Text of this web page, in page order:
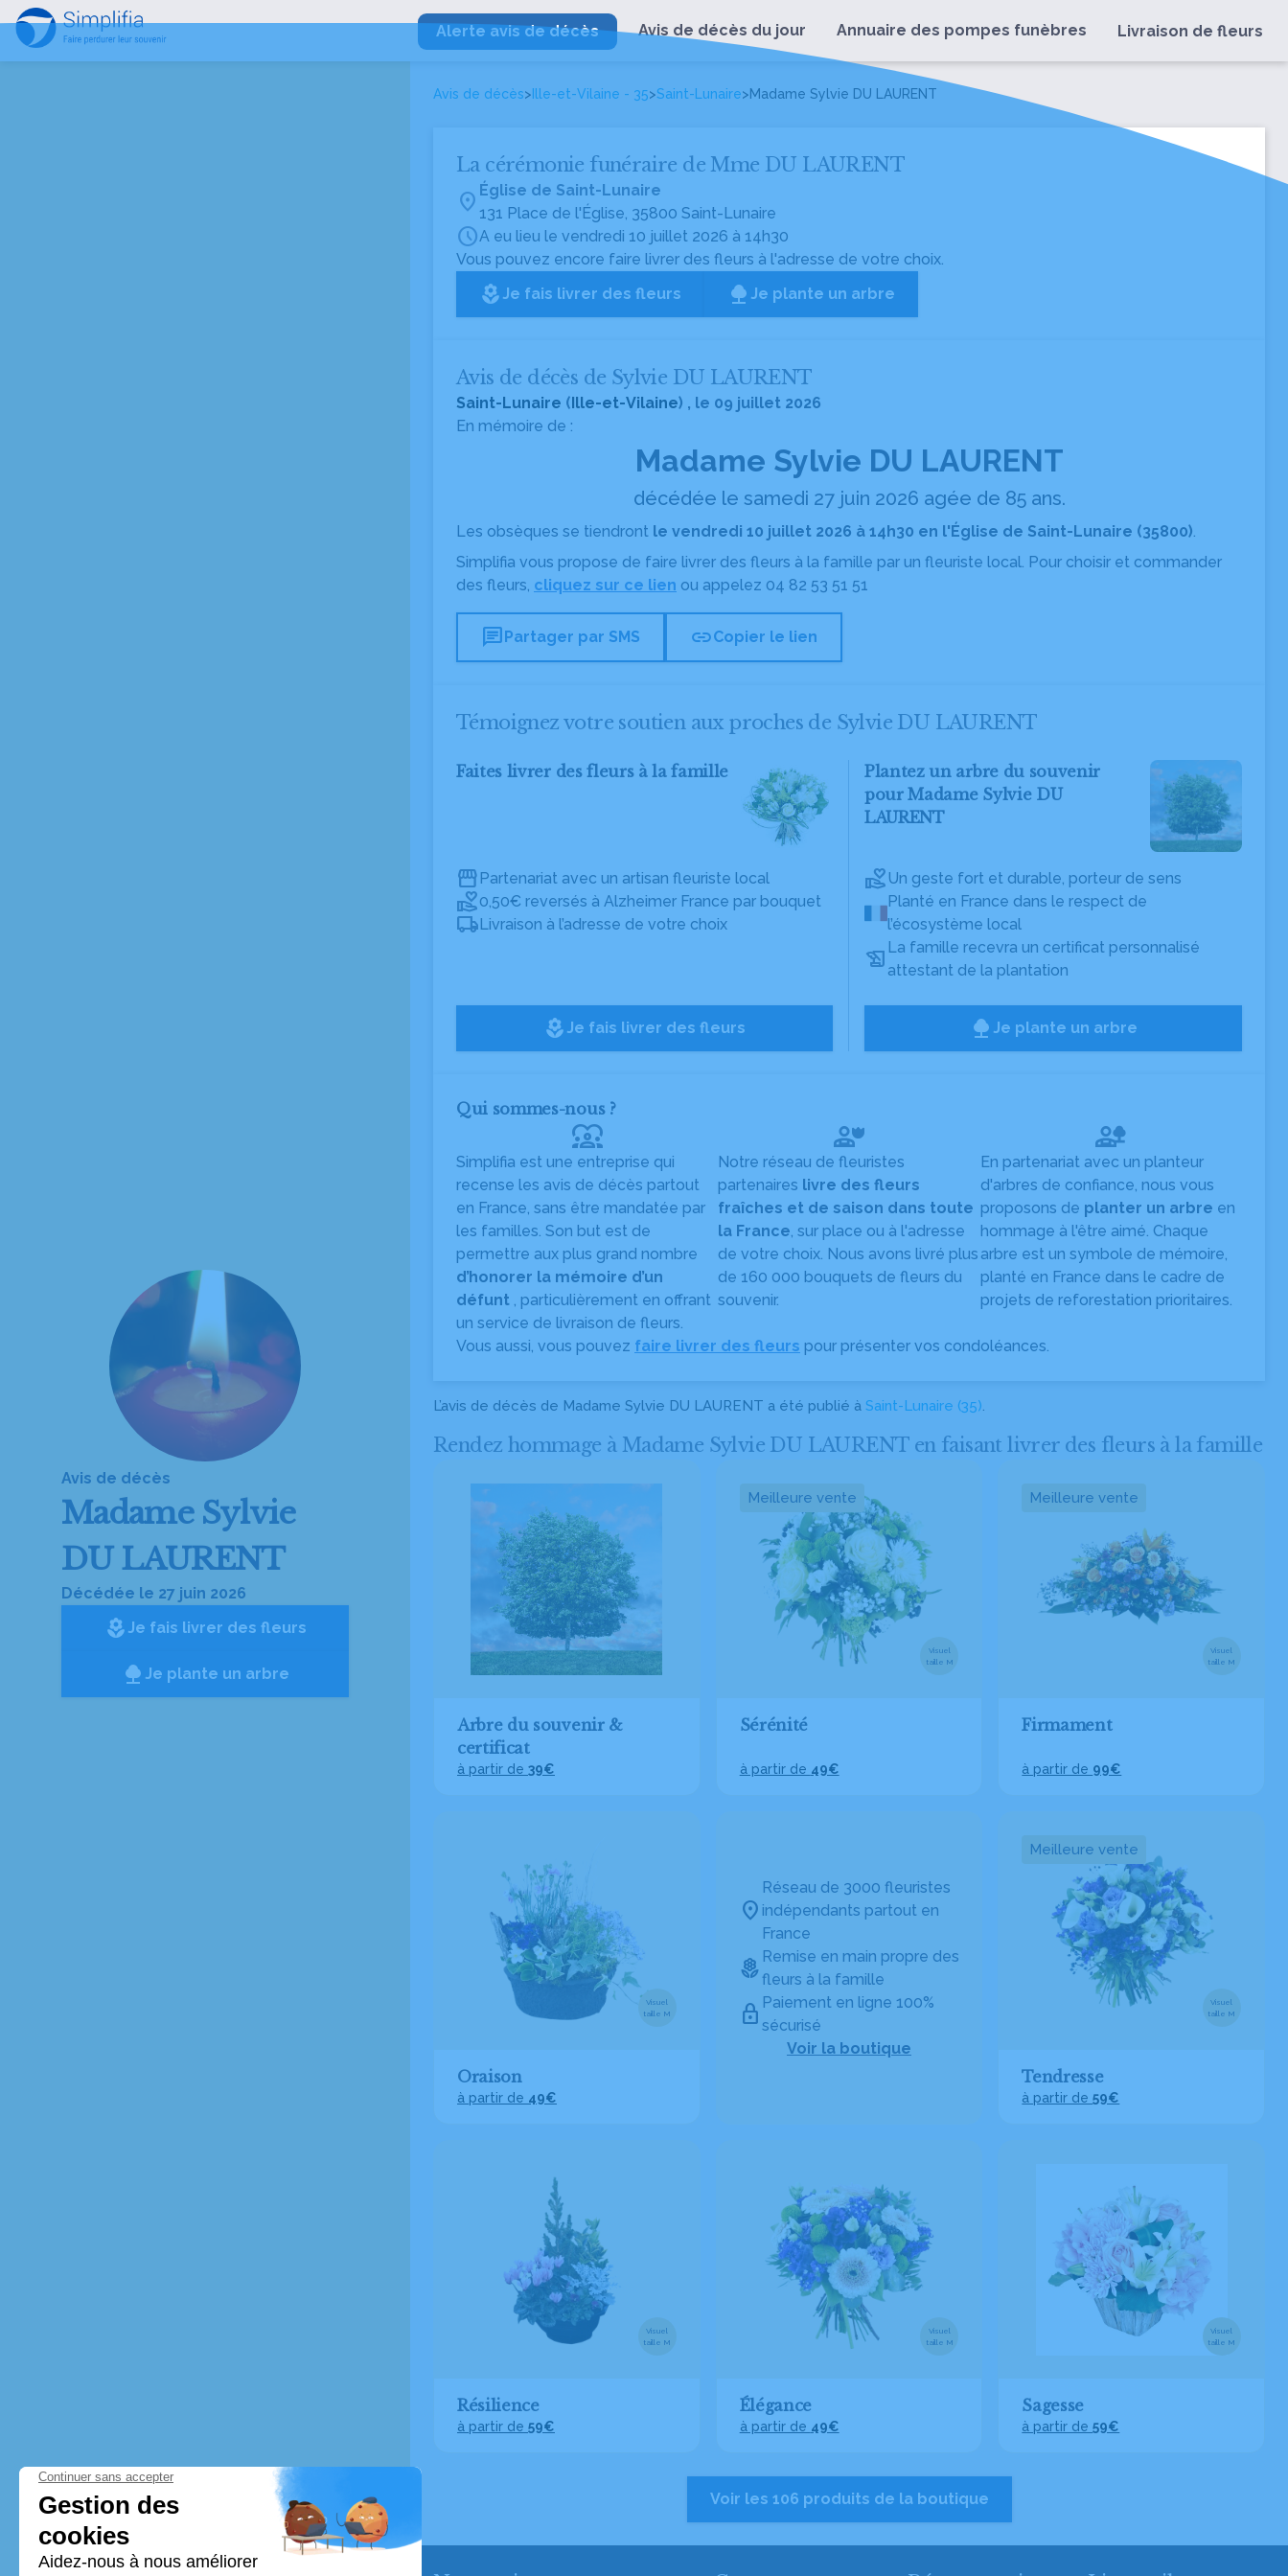
Alerte avis de décès Avis de décès du jour Annuaire des pompes funèbres Livraison de fleurs
Avis de décès
Madame Sylvie
DU LAURENT
Décédée le 27 juin 2026
local_florist Je fais livrer des fleurs
Je plante un arbre
Avis de décès> Ille-et-Vilaine - 35>Saint-Lunaire>Madame Sylvie DU LAURENT
La cérémonie funéraire de Mme DU LAURENT
location_on Église de Saint-Lunaire
131 Place de l'Église, 35800 Saint-Lunaire
scheduleA eu lieu le vendredi 10 juillet 2026 à 14h30
Vous pouvez encore faire livrer des fleurs à l'adresse de votre choix.
local_florist Je fais livrer des fleurs Je plante un arbre
Avis de décès de Sylvie DU LAURENT
Saint-Lunaire (Ille-et-Vilaine) , le 09 juillet 2026
En mémoire de :
Madame Sylvie DU LAURENT
décédée le samedi 27 juin 2026 agée de 85 ans.
Les obsèques se tiendront le vendredi 10 juillet 2026 à 14h30 en l'Église de Saint-Lunaire (35800).
Simplifia vous propose de faire livrer des fleurs à la famille par un fleuriste local. Pour choisir et commander
des fleurs, cliquez sur ce lien ou appelez 04 82 53 51 51
chatPartager par SMS linkCopier le lien
Témoignez votre soutien aux proches de Sylvie DU LAURENT
Faites livrer des fleurs à la famille
Partenariat avec un artisan fleuriste local
0,50€ reversés à Alzheimer France par bouquet
Livraison à l’adresse de votre choix
local_florist Je fais livrer des fleurs
Plantez un arbre du souvenir
pour Madame Sylvie DU
LAURENT
Un geste fort et durable, porteur de sens
Planté en France dans le respect de
l’écosystème local
La famille recevra un certificat personnalisé
attestant de la plantation
Je plante un arbre
Qui sommes-nous ?
diversity_1
Simplifia est une entreprise qui
recense les avis de décès partout
en France, sans être mandatée par
les familles. Son but est de
permettre aux plus grand nombre
d’honorer la mémoire d’un
défunt , particulièrement en offrant
un service de livraison de fleurs.
Notre réseau de fleuristes
partenaires livre des fleurs
fraîches et de saison dans toute
la France, sur place ou à l'adresse
de votre choix. Nous avons livré plus
de 160 000 bouquets de fleurs du
souvenir.
En partenariat avec un planteur
d'arbres de confiance, nous vous
proposons de planter un arbre en
hommage à l'être aimé. Chaque
arbre est un symbole de mémoire,
planté en France dans le cadre de
projets de reforestation prioritaires.
Vous aussi, vous pouvez faire livrer des fleurs pour présenter vos condoléances.
L’avis de décès de Madame Sylvie DU LAURENT a été publié à Saint-Lunaire (35).
Rendez hommage à Madame Sylvie DU LAURENT en faisant livrer des fleurs à la famille
Réseau de 3000 fleuristes
indépendants partout en
France
Remise en main propre des
fleurs à la famille
Paiement en ligne 100%
sécurisé
Voir la boutique
Arbre du souvenir &
certificat
à partir de 39€
Meilleure vente
Visuel
taille M
Sérénité
à partir de 49€
Meilleure vente
Visuel
taille M
Firmament
à partir de 99€
Visuel
taille M
Oraison
à partir de 49€
Meilleure vente
Visuel
taille M
Tendresse
à partir de59€
Visuel
taille M
Résilience
à partir de 59€
Visuel
taille M
Élégance
à partir de 49€
Visuel
taille M
Sagesse
à partir de59€
Voir les 106 produits de la boutique